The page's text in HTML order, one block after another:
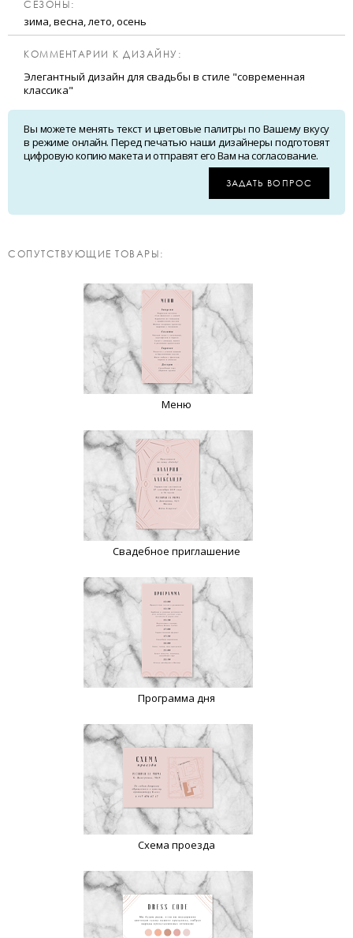
CЕЗОНЫ:
зима, весна, лето, осень
КОММЕНТАРИИ К ДИЗАЙНУ:
Элегантный дизайн для свадьбы в стиле "современная
классика"
Вы можете менять текст и цветовые палитры по Вашему вкусу
в режиме онлайн. Перед печатью наши дизайнеры подготовят
цифровую копию макета и отправят его Вам на согласование.
ЗАДАТЬ ВОПРОС
CОПУТСТВУЮЩИЕ ТОВАРЫ:
Меню
Свадебное приглашение
Программа дня
Схема проезда